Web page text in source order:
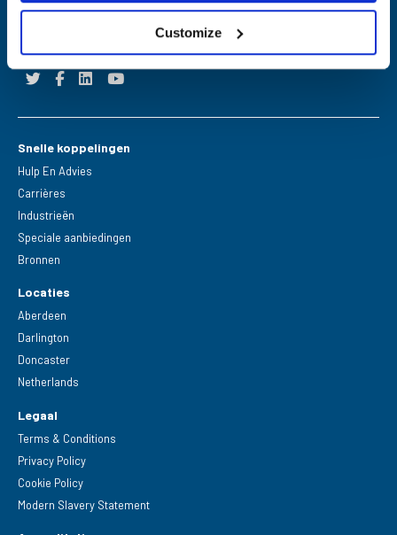
Customize
Barrington Way,
Snelle koppelingen
Hulp En Advies
Carrières
Industrieën
Speciale aanbiedingen
Bronnen
Locaties
Aberdeen
Darlington
Doncaster
Netherlands
Legaal
Terms & Conditions
Privacy Policy
Cookie Policy
Modern Slavery Statement